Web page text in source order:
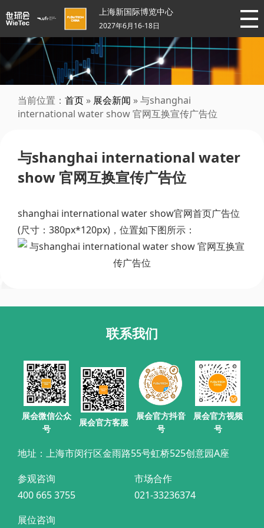
上海新国际博览中心
2027年6月16-18日
当前位置： 首页 » 展会新闻 » 与shanghai
international water show 官网互换宣传广告位
与shanghai international water
show 官网互换宣传广告位
shanghai international water show官网首页广告位
(尺寸：380px*120px)，位置如下图所示：
联系我们
展会微信公众
号
展会官方客服
展会官方抖音
号
展会官方视频
号
地址：上海市闵行区金雨路55号虹桥525创意园A座
参观咨询
400 665 3755
市场合作
021-33236374
展位咨询